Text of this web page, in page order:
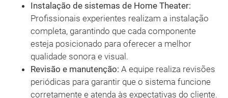
Instalação de sistemas de Home Theater:
Profissionais experientes realizam a instalação
completa, garantindo que cada componente
esteja posicionado para oferecer a melhor
qualidade sonora e visual.
Revisão e manutenção: A equipe realiza revisões
periódicas para garantir que o sistema funcione
corretamente e atenda às expectativas do cliente.